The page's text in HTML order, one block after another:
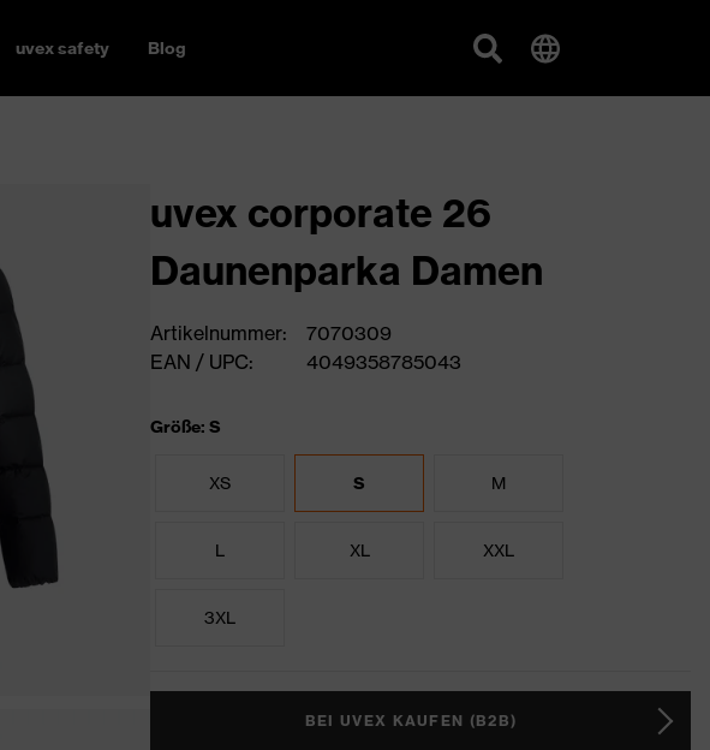
uvex safety Blog
uvex corporate 26
Daunenparka Damen
Artikelnummer:
7070309
EAN / UPC:
4049358785043
Größe: S
XS S M
L XL XXL
3XL
BEI UVEX KAUFEN (B2B)